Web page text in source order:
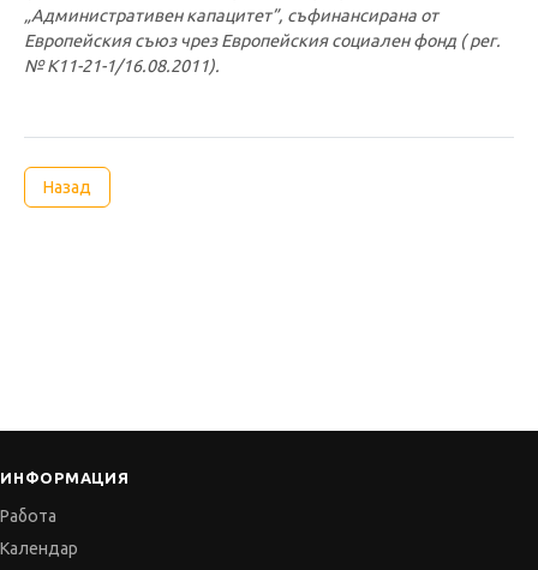
„Административен капацитет”, съфинансирана от
Европейския съюз чрез Европейския социален фонд (рег.
№ К11-21-1/16.08.2011).
Назад
ИНФОРМАЦИЯ
Работа
Календар